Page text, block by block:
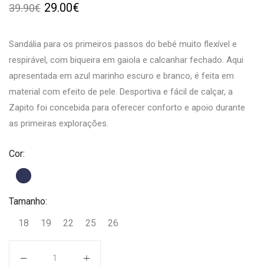
39.90€ 29.00€
Sandália para os primeiros passos do bebé muito flexível e
respirável, com biqueira em gaiola e calcanhar fechado. Aqui
apresentada em azul marinho escuro e branco, é feita em
material com efeito de pele. Desportiva e fácil de calçar, a
Zapito foi concebida para oferecer conforto e apoio durante
as primeiras explorações.
Cor:
Tamanho:
18
19 22 25 26